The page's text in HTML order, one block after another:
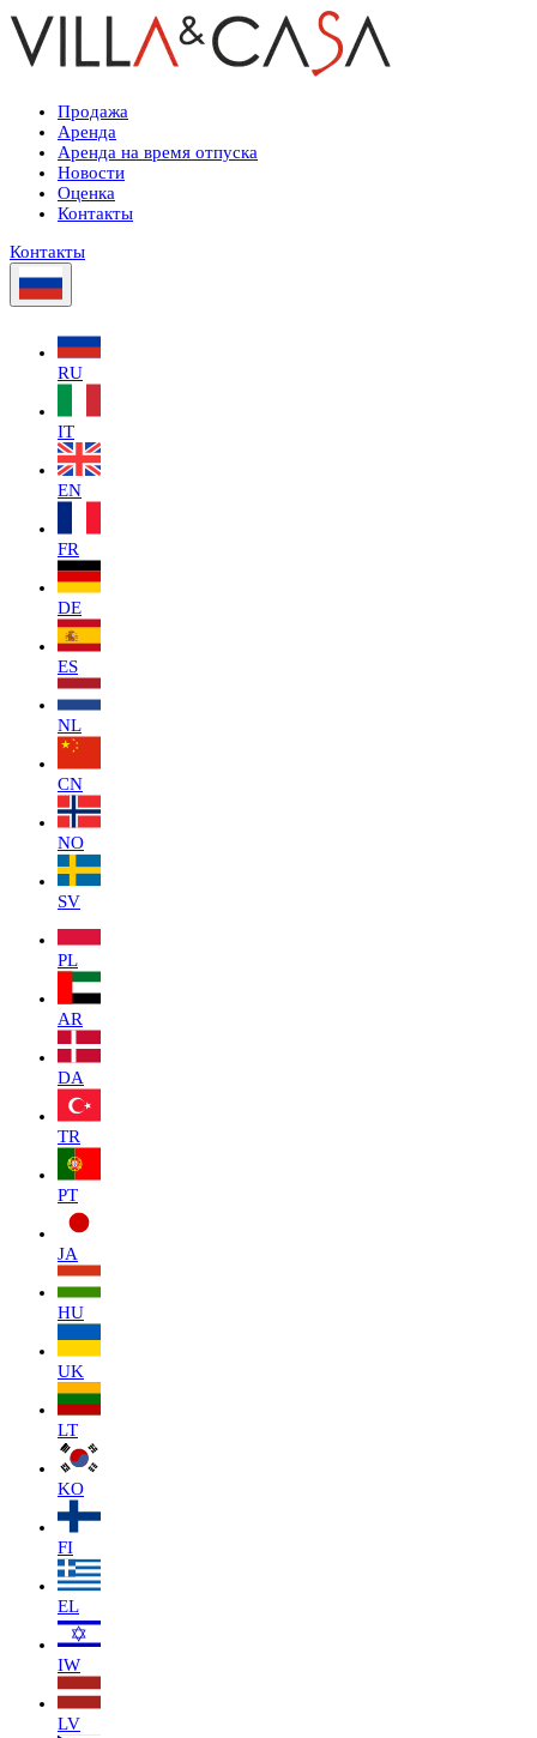
Продажа
Аренда
Аренда на время отпуска
Новости
Оценка
Контакты
Контакты
RU
IT
EN
FR
DE
ES
NL
CN
NO
SV
PL
AR
DA
TR
PT
JA
HU
UK
LT
KO
FI
EL
IW
LV